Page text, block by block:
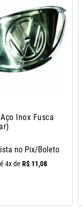
Inox Fusca
no Pix/Boleto
4x de R$ 11,08